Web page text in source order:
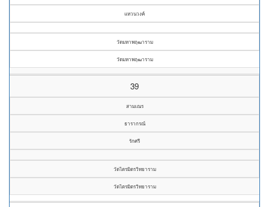
แหวนวงค์
วัดมหาพฤฒาราม
วัดมหาพฤฒาราม
39
สามเณร
ธารากรณ์
รักศรี
วัดไตรมิตรวิทยาราม
วัดไตรมิตรวิทยาราม